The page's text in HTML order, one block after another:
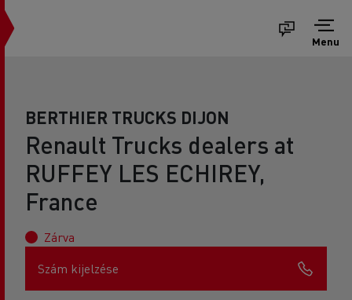
Menu
BERTHIER TRUCKS DIJON
Renault Trucks dealers at
RUFFEY LES ECHIREY,
France
Zárva
Szám kijelzése